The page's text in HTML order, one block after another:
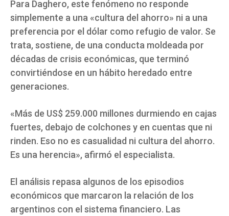
Para Daghero, este fenómeno no responde
simplemente a una «cultura del ahorro» ni a una
preferencia por el dólar como refugio de valor. Se
trata, sostiene, de una conducta moldeada por
décadas de crisis económicas, que terminó
convirtiéndose en un hábito heredado entre
generaciones.
«Más de US$ 259.000 millones durmiendo en cajas
fuertes, debajo de colchones y en cuentas que ni
rinden. Eso no es casualidad ni cultura del ahorro.
Es una herencia», afirmó el especialista.
El análisis repasa algunos de los episodios
económicos que marcaron la relación de los
argentinos con el sistema financiero. Las